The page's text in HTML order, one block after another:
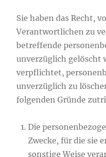
Sie haben das Recht,
Verantwortlichen zu
betreffende
unverzüglich gelöscht
verpflichtet,
unverzüglich zu
folgenden Gründe
Die
Zwecke, für die sie
sonstige Weise